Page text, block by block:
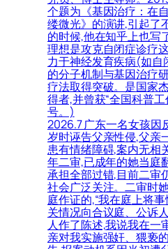
个题为《基因治疗：在
缕微光》的演讲,引起了
的时候,他在知乎上也写
理想是攻克自闭症诊疗
力于神经发育疾病(如自
的分子机制与基因治疗
疗法取得突破。是国家
得者,并曾获“全国科普
号。)
2026.7 广东一名女孩因
岁时诬告父亲性侵,父亲
患有情绪障碍,案内无相
年二审,已成年的她当庭
承担全部过错,目前二审
社会广泛关注。二审时
庭作证的,“我在庭上将
关情况向合议庭、公诉
人作了陈述,我说我在一
亲对我实施强奸、猥亵